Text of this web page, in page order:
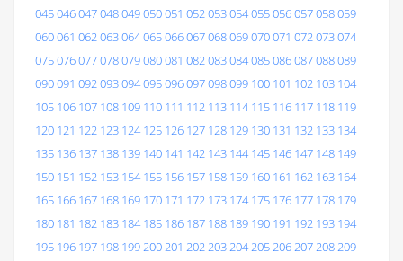
045046047048049050051 052053054055056057058059
060061 062063064065066067068069070071 072073074
075076077078079080081 082083084085086087088089
090091 092093094095096097098099 100 101 102 103 104
105 106 107 108 109 110 111 112 113 114 115 116 117 118 119
120 121 122 123 124 125 126 127 128 129 130 131 132 133 134
135 136 137 138 139 140 141 142 143 144 145 146 147 148 149
150 151 152 153 154 155 156 157 158 159 160 161 162 163 164
165 166 167 168 169 170 171 172 173 174 175 176 177 178 179
180 181 182 183 184 185 186 187 188 189 190 191 192 193 194
195 196 197 198 199200201 202203204205206207208209